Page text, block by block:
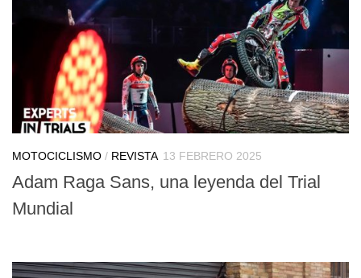
MOTOCICLISMO / REVISTA 13 FEBRERO 2025
Adam Raga Sans, una leyenda del Trial
Mundial